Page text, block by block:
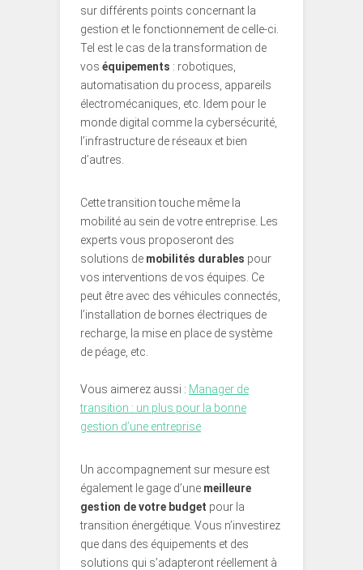
sur différents points concernant la
gestion et le fonctionnement de celle-ci.
Tel est le cas de la transformation de
vos équipements : robotiques,
automatisation du process, appareils
électromécaniques, etc. Idem pour le
monde digital comme la cybersécurité,
l’infrastructure de réseaux et bien
d’autres.
Cette transition touche même la
mobilité au sein de votre entreprise. Les
experts vous proposeront des
solutions de mobilités durables pour
vos interventions de vos équipes. Ce
peut être avec des véhicules connectés,
l’installation de bornes électriques de
recharge, la mise en place de système
de péage, etc.
Vous aimerez aussi : Manager de
transition : un plus pour la bonne
gestion d’une entreprise
Un accompagnement sur mesure est
également le gage d’une meilleure
gestion de votre budget pour la
transition énergétique. Vous n’investirez
que dans des équipements et des
solutions qui s’adapteront réellement à